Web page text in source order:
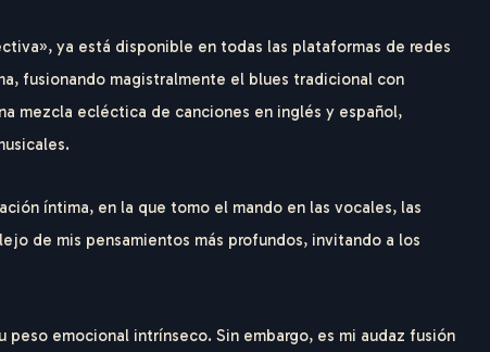
ya está disponible en todas las plataformas de redes
fusionando magistralmente el blues tradicional con
mezcla ecléctica de canciones en inglés y español,
íntima, en la que tomo el mando en las vocales, las
de mis pensamientos más profundos, invitando a los
emocional intrínseco. Sin embargo, es mi audaz fusión